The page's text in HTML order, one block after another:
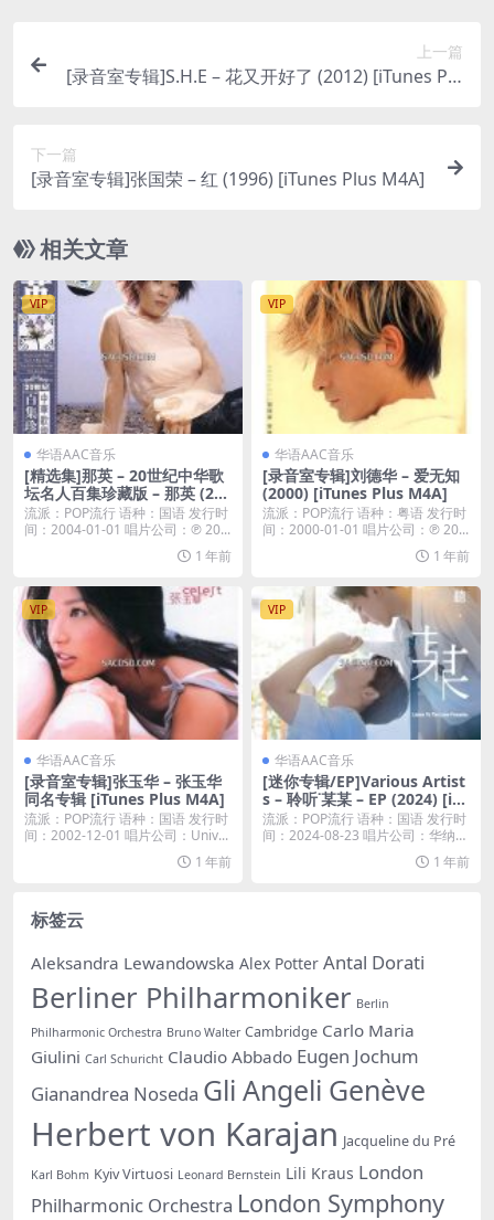
上一篇
[录音室专辑]S.H.E – 花又开好了 (2012) [iTunes Plu
下一篇
[录音室专辑]张国荣 – 红 (1996) [iTunes Plus M4A]
相关文章
VIP
华语AAC音乐
[精选集]那英 – 20世纪中华歌
坛名人百集珍藏版 – 那英 (200
4) [iTunes Plus M4A]
流派：POP流行 语种：国语 发行时
间：2004-01-01 唱片公司：℗ 20...
1 年前
VIP
华语AAC音乐
[录音室专辑]刘德华 – 爱无知
(2000) [iTunes Plus M4A]
流派：POP流行 语种：粤语 发行时
间：2000-01-01 唱片公司：℗ 20...
1 年前
VIP
华语AAC音乐
[录音室专辑]张玉华 – 张玉华
同名专辑 [iTunes Plus M4A]
流派：POP流行 语种：国语 发行时
间：2002-12-01 唱片公司：Univ...
1 年前
VIP
华语AAC音乐
[迷你专辑/EP]Various Artist
s – 聆听˙某某 – EP (2024) [iTu
nes Plus M4A]
流派：POP流行 语种：国语 发行时
间：2024-08-23 唱片公司：华纳唱
1 年前
标签云
Aleksandra Lewandowska Alex Potter Antal Dorati
Berliner Philharmoniker Berlin
Philharmonic Orchestra Bruno Walter Cambridge Carlo Maria
Giulini Carl Schuricht Claudio Abbado Eugen Jochum
Gianandrea Noseda Gli Angeli Genève
Herbert von Karajan Jacqueline du Pré
Karl Bohm Kyiv Virtuosi Leonard Bernstein Lili Kraus London
Philharmonic Orchestra London Symphony